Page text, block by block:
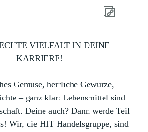
VIELFALT IN DEINE
KARRIERE!
Gemüse, herrliche Gewürze,
– ganz klar: Lebensmittel sind
Deine auch? Dann werde Teil
Wir, die HIT Handelsgruppe, sind